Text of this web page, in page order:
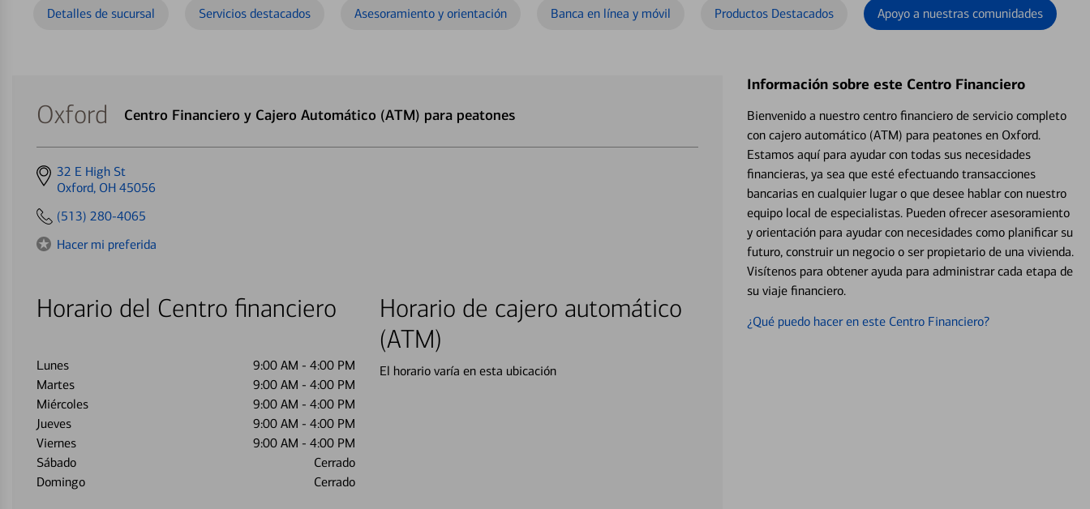
Detalles de sucursal Servicios destacados Asesoramiento y orientación Banca en línea y móvil Productos Destacados Apoyo a nuestras comunidades
Oxford Centro Financiero y Cajero Automático (ATM) para peatones
Get
directions
32 E High St
Oxford, OH 45056
(513) 280-4065
Hacer mi preferida
Horario del Centro financiero
Lunes 9:00 AM - 4:00 PM
Martes
9:00 AM - 4:00 PM
Miércoles
9:00 AM - 4:00 PM
Jueves
9:00 AM - 4:00 PM
Viernes
9:00 AM - 4:00 PM
Sábado
Cerrado
Domingo
Cerrado
Horario de cajero automático
(ATM)
El horario varía en esta ubicación
Información sobre este Centro Financiero
Bienvenido a nuestro centro financiero de servicio completo
con cajero automático (ATM) para peatones en Oxford.
Estamos aquí para ayudar con todas sus necesidades
financieras, ya sea que esté efectuando transacciones
bancarias en cualquier lugar o que desee hablar con nuestro
equipo local de especialistas. Pueden ofrecer asesoramiento
y orientación para ayudar con necesidades como planificar su
futuro, construir un negocio o ser propietario de una vivienda.
Visítenos para obtener ayuda para administrar cada etapa de
su viaje financiero.
¿Qué puedo hacer en este Centro Financiero?